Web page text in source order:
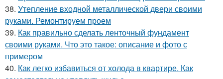
38. Утепление входной металлической двери своими
руками. Ремонтируем проем
39. Как правильно сделать ленточный фундамент
своими руками. Что это такое: описание и фото с
примером
40. Как легко избавиться от холода в квартире. Как